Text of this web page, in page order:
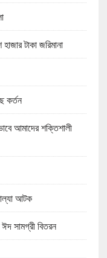
টাকা জরিমানা
কর্তন
আমাদের শক্তিশালী
আটক
সামগ্রী বিতরন